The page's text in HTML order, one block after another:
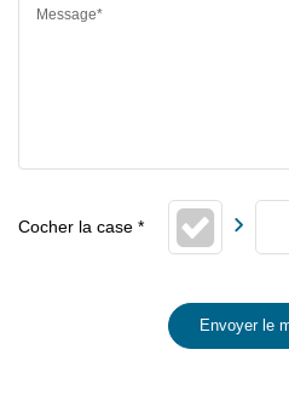
Message*
Envoyer le